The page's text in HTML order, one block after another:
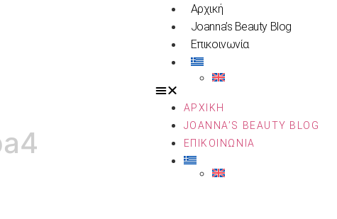
Αρχική
Joanna’s Beauty Blog
Επικοινωνία
ΑΡΧΙΚΉ
JOANNA’S BEAUTY BLOG
ΕΠΙΚΟΙΝΩΝΊΑ